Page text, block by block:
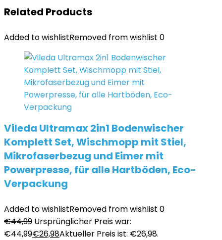
Related Products
Added to wishlistRemoved from wishlist 0
Vileda Ultramax 2in1 Bodenwischer
Komplett Set, Wischmopp mit Stiel,
Mikrofaserbezug und Eimer mit
Powerpresse, für alle Hartböden, Eco-
Verpackung
Added to wishlistRemoved from wishlist 0
€44,99 Ursprünglicher Preis war:
€44,99€26,98Aktueller Preis ist: €26,98.